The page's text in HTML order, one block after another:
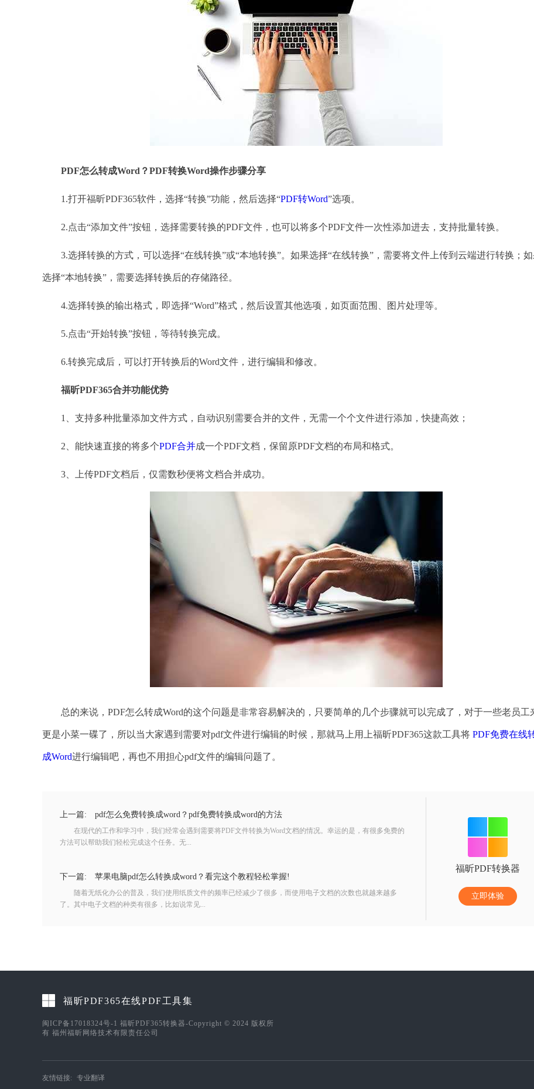
PDF怎么转成Word？PDF转换Word操作步骤分享
1.打开福昕PDF365软件，选择“转换”功能，然后选择“PDF转Word”选项。
2.点击“添加文件”按钮，选择需要转换的PDF文件，也可以将多个PDF文件一次性添加进去，支持批量转换。
3.选择转换的方式，可以选择“在线转换”或“本地转换”。如果选择“在线转换”，需要将文件上传到云端进行转换；
选择“本地转换”，需要选择转换后的存储路径。
4.选择转换的输出格式，即选择“Word”格式，然后设置其他选项，如页面范围、图片处理等。
5.点击“开始转换”按钮，等待转换完成。
6.转换完成后，可以打开转换后的Word文件，进行编辑和修改。
福昕PDF365合并功能优势
1、支持多种批量添加文件方式，自动识别需要合并的文件，无需一个个文件进行添加，快捷高效；
2、能快速直接的将多个PDF合并成一个PDF文档，保留原PDF文档的布局和格式。
3、上传PDF文档后，仅需数秒便将文档合并成功。
总的来说，PDF怎么转成Word的这个问题是非常容易解决的，只要简单的几个步骤就可以完成了，对于一些老员工
更是小菜一碟了，所以当大家遇到需要对pdf文件进行编辑的时候，那就马上用上福昕PDF365这款工具将 PDF免费在线
成Word进行编辑吧，再也不用担心pdf文件的编辑问题了。
上一篇: pdf怎么免费转换成word？pdf免费转换成word的方法
在现代的工作和学习中，我们经常会遇到需要将PDF文件转换为Word文档的情况。幸运的是，有很多免费的
方法可以帮助我们轻松完成这个任务。无...
下一篇: 苹果电脑pdf怎么转换成word？看完这个教程轻松掌握!
随着无纸化办公的普及，我们使用纸质文件的频率已经减少了很多，而使用电子文档的次数也就越来越多
了。其中电子文档的种类有很多，比如说常见...
福昕PDF转换器
立即体验
福昕PDF365在线PDF工具集
闽ICP备17018324号-1 福昕PDF365转换器-Copyright © 2024 版权所
有 福州福昕网络技术有限责任公司
友情链接: 专业翻译